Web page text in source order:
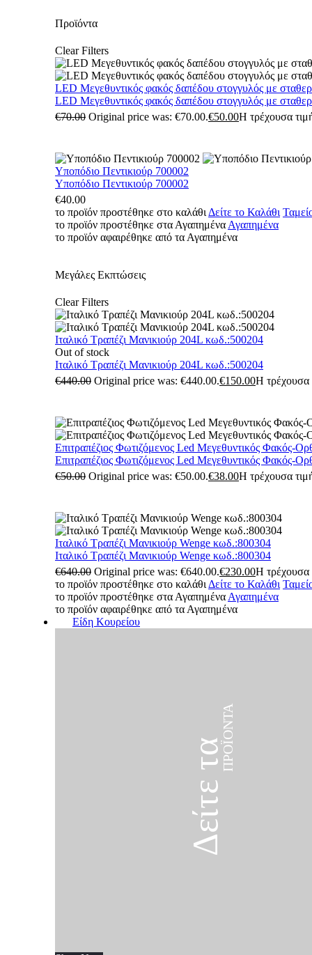
Προϊόντα
Clear Filters
LED Μεγεθυντικός φακός δαπέδου στογγυλός με
LED Μεγεθυντικός φακός δαπέδου στογγυλός με
€70.00 Original price was: €70.00.€50.00Η τρέχουσα
Υποπόδιο Πεντικιούρ 700002
Υποπόδιο Πεντικιούρ 700002
€40.00
το προϊόν προστέθηκε στο καλάθι Δείτε το Καλάθι
το προϊόν προστέθηκε στα Αγαπημένα Αγαπημένα
το προϊόν αφαιρέθηκε από τα Αγαπημένα
Μεγάλες Εκπτώσεις
Clear Filters
Ιταλικό Τραπέζι Μανικιούρ 204L κωδ.:500204
Out of stock
Ιταλικό Τραπέζι Μανικιούρ 204L κωδ.:500204
€440.00 Original price was: €440.00.€150.00Η τρέχουσα
Επιτραπέζιος Φωτιζόμενος Led Μεγεθυντικός Φακός-
Επιτραπέζιος Φωτιζόμενος Led Μεγεθυντικός Φακός-
€50.00 Original price was: €50.00.€38.00Η τρέχουσα
Ιταλικό Τραπέζι Μανικιούρ Wenge κωδ.:800304
Ιταλικό Τραπέζι Μανικιούρ Wenge κωδ.:800304
€640.00 Original price was: €640.00.€230.00Η τρέχουσα
το προϊόν προστέθηκε στο καλάθι Δείτε το Καλάθι
το προϊόν προστέθηκε στα Αγαπημένα Αγαπημένα
το προϊόν αφαιρέθηκε από τα Αγαπημένα
Είδη Κουρείου
Δείτε ταΠΡΟΪΌΝΤΑ